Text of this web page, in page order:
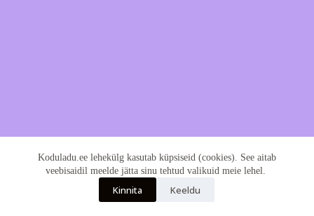
Koduladu.ee lehekülg kasutab küpsiseid (cookies). See aitab
veebisaidil meelde jätta sinu tehtud valikuid meie lehel.
Kinnita Keeldu